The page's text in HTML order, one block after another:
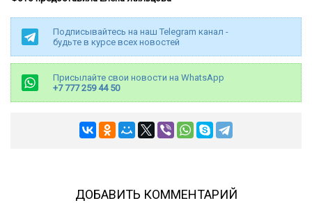
Подписывайтесь на наш Telegram канал -
будьте в курсе всех новостей
Присылайте свои новости на WhatsApp
+7 777 259 44 50
ДОБАВИТЬ КОММЕНТАРИЙ